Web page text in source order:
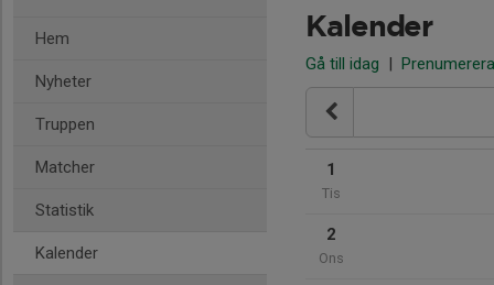
Hem
Nyheter
Truppen
Matcher
Statistik
Kalender
Kalender
Gå till idag | Prenumerera
1
Tis
2
Ons